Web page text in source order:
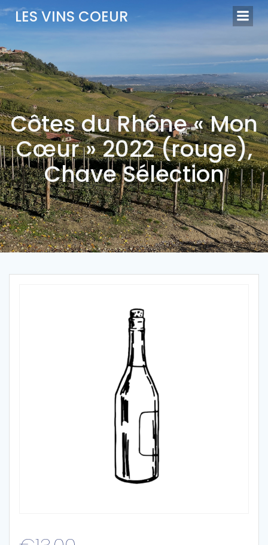
Aller
au
contenu
LES VINS COEUR
Côtes du Rhône « Mon
Cœur » 2022 (rouge),
Chave Sélection